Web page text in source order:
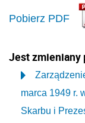
Pobierz PDF
Jest zmieniany
marca 1949 r.
Skarbu i